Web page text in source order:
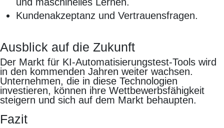
Kundenakzeptanz und Vertrauensfragen.
Ausblick auf die Zukunft
Der Markt für KI-Automatisierungstest-Tools wird
in den kommenden Jahren weiter wachsen.
Unternehmen, die in diese Technologien
investieren, können ihre Wettbewerbsfähigkeit
steigern und sich auf dem Markt behaupten.
Fazit